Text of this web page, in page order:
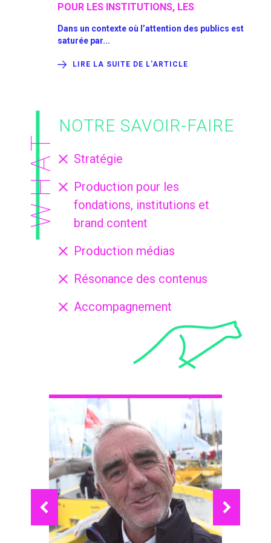
POUR LES INSTITUTIONS, LES
D’ENSEIGNEMENT
Dans un contexte où l’attention des publics est
saturée par...
LIRE LA SUITE DE L'ARTICLE
WHAT
NOTRE SAVOIR-FAIRE
Stratégie
Production pour les
fondations, institutions et
brand content
Production médias
Résonance des contenus
Accompagnement